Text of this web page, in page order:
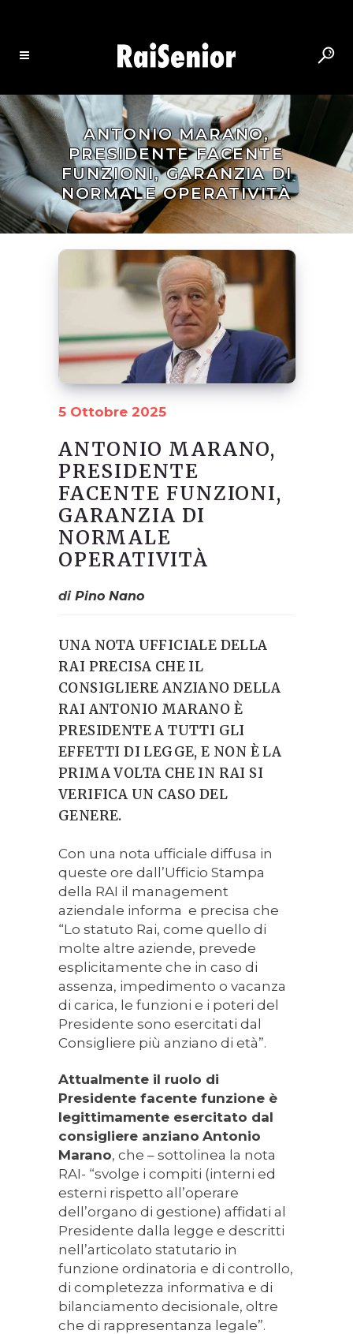
ANTONIO MARANO,
PRESIDENTE FACENTE
FUNZIONI, GARANZIA DI
NORMALE OPERATIVITÀ
5 Ottobre 2025
ANTONIO MARANO,
PRESIDENTE
FACENTE FUNZIONI,
GARANZIA DI
NORMALE
OPERATIVITÀ
diPino Nano
UNA NOTA UFFICIALE DELLA
RAI PRECISA CHE IL
CONSIGLIERE ANZIANO DELLA
RAI ANTONIO MARANO È
PRESIDENTE A TUTTI GLI
EFFETTI DI LEGGE, E NON È LA
PRIMA VOLTA CHE IN RAI SI
VERIFICA UN CASO DEL
GENERE.
Con una nota ufficiale diffusa in
queste ore dall’Ufficio Stampa
della RAI il management
aziendale informa e precisa che
“Lo statuto Rai, come quello di
molte altre aziende, prevede
esplicitamente che in caso di
assenza, impedimento o vacanza
di carica, le funzioni e i poteri del
Presidente sono esercitati dal
Consigliere più anziano di età”.
Attualmente il ruolo di
Presidente facente funzione è
legittimamente esercitato dal
consigliere anziano Antonio
Marano, che – sottolinea la nota
RAI- “svolge i compiti (interni ed
esterni rispetto all’operare
dell’organo di gestione) affidati al
Presidente dalla legge e descritti
nell’articolato statutario in
funzione ordinatoria e di controllo,
di completezza informativa e di
bilanciamento decisionale, oltre
che di rappresentanza legale”.